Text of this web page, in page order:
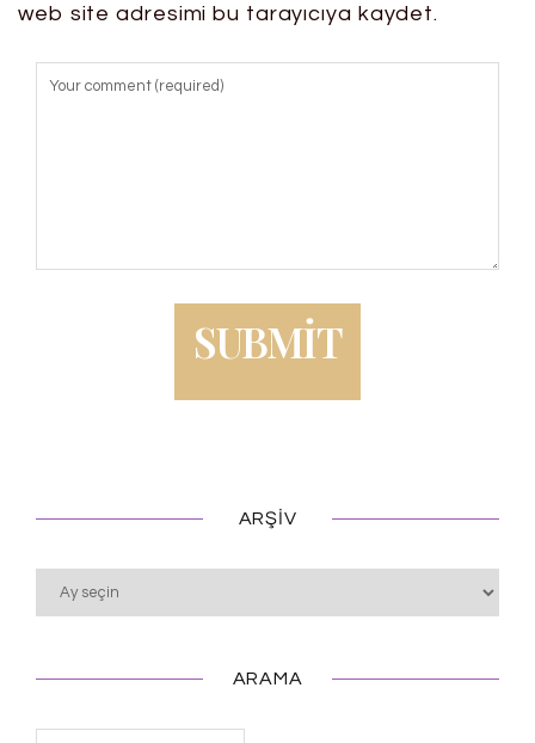
web site adresimi bu tarayıcıya kaydet.
ARŞIV
Arşiv
ARAMA